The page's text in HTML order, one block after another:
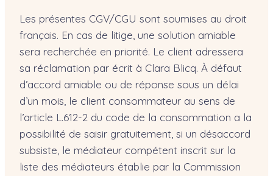
Les présentes CGV/CGU sont soumises au droit
français. En cas de litige, une solution amiable
sera recherchée en priorité. Le client adressera
sa réclamation par écrit à Clara Blicq. À défaut
d’accord amiable ou de réponse sous un délai
d’un mois, le client consommateur au sens de
l’article L.612-2 du code de la consommation a la
possibilité de saisir gratuitement, si un désaccord
subsiste, le médiateur compétent inscrit sur la
liste des médiateurs établie par la Commission